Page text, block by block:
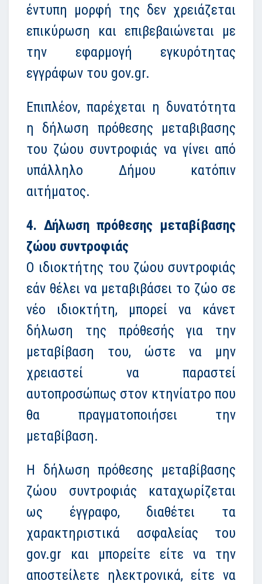
έντυπη μορφή της δεν χρειάζεται
επικύρωση και επιβεβαιώνεται με
την εφαρμογή εγκυρότητας
εγγράφων του gov.gr.
Επιπλέον, παρέχεται η δυνατότητα
η δήλωση πρόθεσης μεταβιβασης
του ζώου συντροφιάς να γίνει από
υπάλληλο Δήμου κατόπιν
αιτήματος.
4. Δήλωση πρόθεσης μεταβίβασης
ζώου συντροφιάς
Ο ιδιοκτήτης του ζώου συντροφιάς
εάν θέλει να μεταβιβάσει το ζώο σε
νέο ιδιοκτήτη, μπορεί να κάνετ
δήλωση της πρόθεσής για την
μεταβίβαση του, ώστε να μην
χρειαστεί να παραστεί
αυτοπροσώπως στον κτηνίατρο που
θα πραγματοποιήσει την
μεταβίβαση.
Η δήλωση πρόθεσης μεταβίβασης
ζώου συντροφιάς καταχωρίζεται
ως έγγραφο, διαθέτει τα
χαρακτηριστικά ασφαλείας του
gov.gr και μπορείτε είτε να την
αποστείλετε ηλεκτρονικά, είτε να